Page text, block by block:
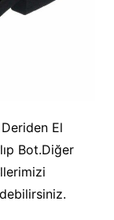
El
Bot.Diğer